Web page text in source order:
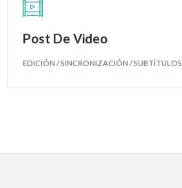
Post De Video
EDICIÓN / SINCRONIZACIÓN / SUBTÍTULOS